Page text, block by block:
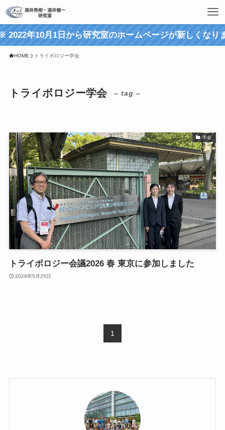
年10月1日から研究室のホームページが新しくなりまし
HOME トライボロジー学会
トライボロジー学会 – tag –
学会
トライボロジー会議2026 春 東京に参加しました
2026年5月25日
1